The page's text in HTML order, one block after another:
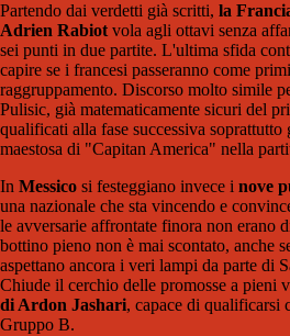
Partendo dai verdetti già scritti, la
Adrien Rabiot vola agli ottavi senza
sei punti in due partite. L'ultima sfida
capire se i francesi passeranno come
raggruppamento. Discorso molto simile
Pulisic, già matematicamente sicuri del
qualificati alla fase successiva soprattutto
maestosa di "Capitan America" nella
In Messico si festeggiano invece i nove
una nazionale che sta vincendo e
le avversarie affrontate finora non erano
bottino pieno non è mai scontato, anche
aspettano ancora i veri lampi da parte di
Chiude il cerchio delle promosse a pieni
di Ardon Jashari, capace di qualificarsi
Gruppo B.